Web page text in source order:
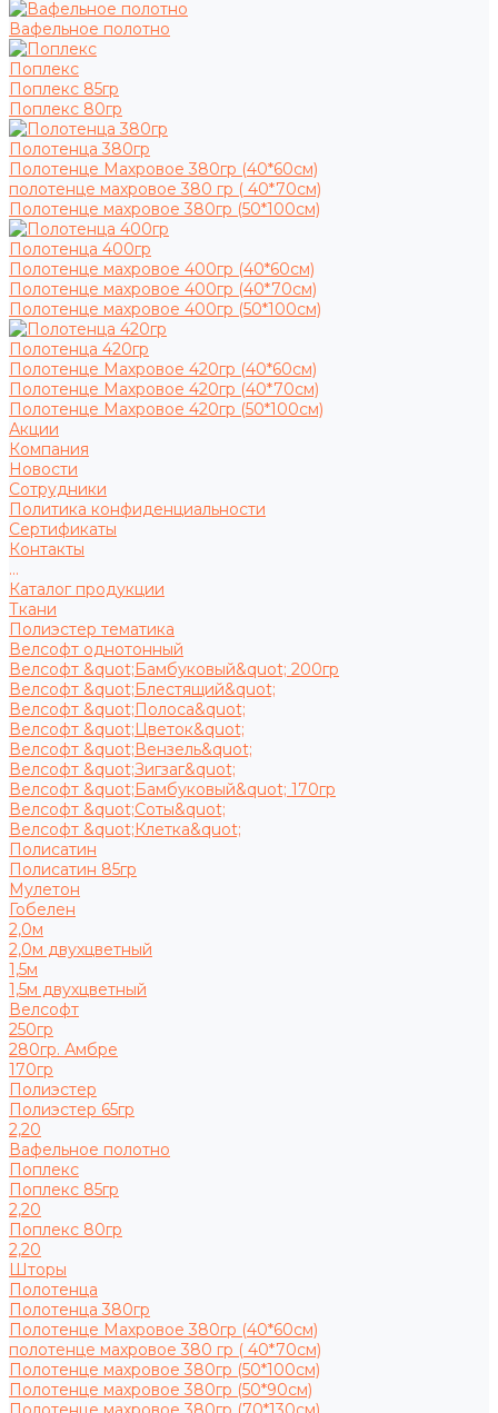
Вафельное полотно
Поплекс
Поплекс 85гр
Поплекс 80гр
Полотенца 380гр
Полотенце Махровое 380гр (40*60см)
полотенце махровое 380 гр ( 40*70см)
Полотенце махровое 380гр (50*100см)
Полотенца 400гр
Полотенце махровое 400гр (40*60см)
Полотенце махровое 400гр (40*70см)
Полотенце махровое 400гр (50*100см)
Полотенца 420гр
Полотенце Махровое 420гр (40*60см)
Полотенце Махровое 420гр (40*70см)
Полотенце Махровое 420гр (50*100см)
Акции
Компания
Новости
Сотрудники
Политика конфиденциальности
Сертификаты
Контакты
...
Каталог продукции
Ткани
Полиэстер тематика
Велсофт однотонный
Велсофт &quot;Бамбуковый&quot; 200гр
Велсофт &quot;Блестящий&quot;
Велсофт &quot;Полоса&quot;
Велсофт &quot;Цветок&quot;
Велсофт &quot;Вензель&quot;
Велсофт &quot;Зигзаг&quot;
Велсофт &quot;Бамбуковый&quot; 170гр
Велсофт &quot;Соты&quot;
Велсофт &quot;Клетка&quot;
Полисатин
Полисатин 85гр
Мулетон
Гобелен
2,0м
2,0м двухцветный
1,5м
1,5м двухцветный
Велсофт
250гр
280гр. Амбре
170гр
Полиэстер
Полиэстер 65гр
2,20
Вафельное полотно
Поплекс
Поплекс 85гр
2,20
Поплекс 80гр
2,20
Шторы
Полотенца
Полотенца 380гр
Полотенце Махровое 380гр (40*60см)
полотенце махровое 380 гр ( 40*70см)
Полотенце махровое 380гр (50*100см)
Полотенце махровое 380гр (50*90см)